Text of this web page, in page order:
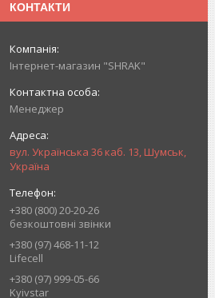
КОНТАКТИ
Інтернет-магазин "SHRAK"
Менеджер
вул. Українська 36 каб. 13, Шумськ,
Україна
+380 (800) 20-20-26
безкоштовні звінки
+380 (97) 468-11-12
Lifecell
+380 (97) 999-05-66
Kyivstar